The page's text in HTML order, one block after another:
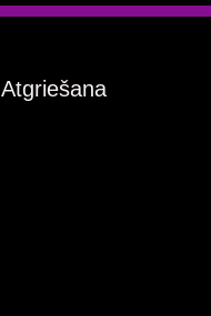
Atgriešana